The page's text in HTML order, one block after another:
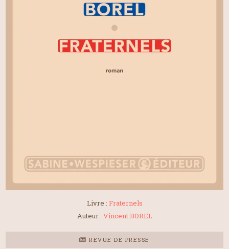
Livre : Fraternels
Auteur : Vincent BOREL
REVUE DE PRESSE